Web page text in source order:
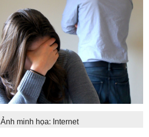
Ảnh minh họa: Internet